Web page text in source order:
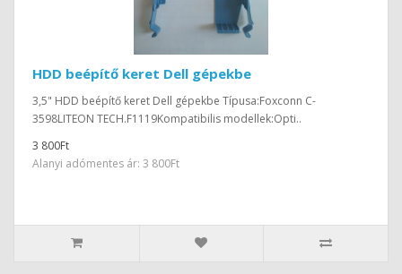
HDD beépítő keret Dell gépekbe
3,5" HDD beépítő keret Dell gépekbe Típusa:Foxconn C-
3598LITEON TECH.F1119Kompatibilis modellek:Opti..
3 800Ft
Alanyi adómentes ár: 3 800Ft